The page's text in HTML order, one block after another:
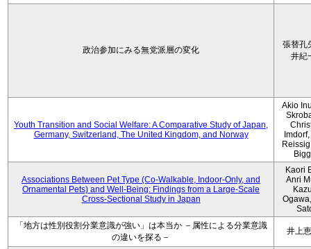
政治参加にみる無党派層の変化
張替孔
井紀
Youth Transition and Social Welfare: A Comparative Study of Japan,
Germany, Switzerland, The United Kingdom, and Norway
Akio
Associations Between Pet Type (Co-Walkable, Indoor-Only, and
Ornamental Pets) and Well-Being: Findings from a Large-Scale
Cross-Sectional Study in Japan
Kaori
Anri
「地方は性別役割分業意識が強い」は本当か －属性による分業意識
の違いを探る－
井上